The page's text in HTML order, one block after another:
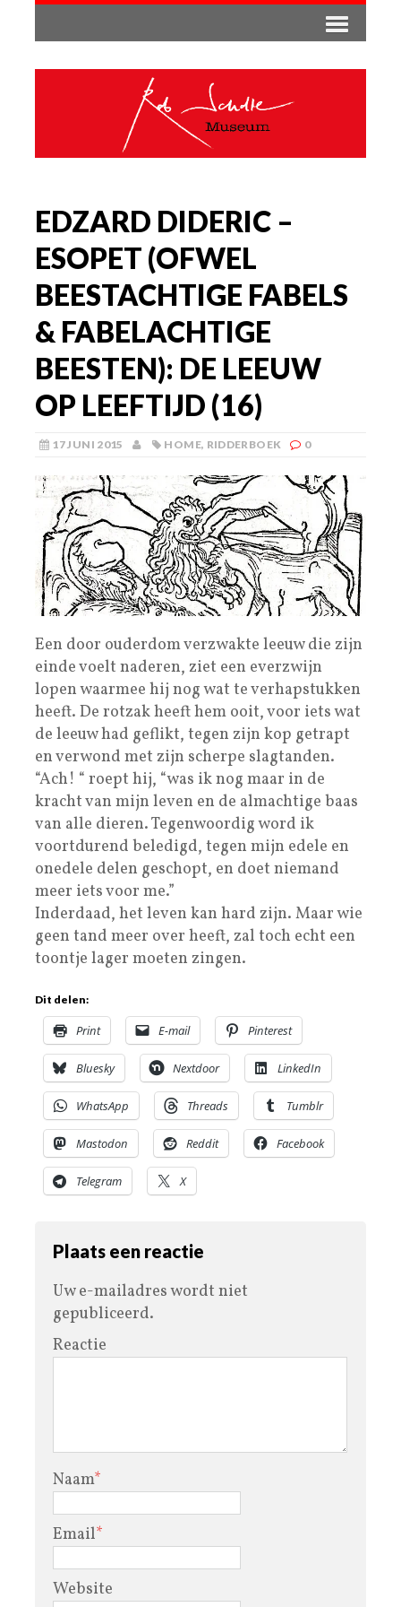
EDZARD DIDERIC –
ESOPET (OFWEL
BEESTACHTIGE FABELS
& FABELACHTIGE
BEESTEN): DE LEEUW
OP LEEFTIJD (16)
17 JUNI 2015 HOME, RIDDERBOEK 0
Een door ouderdom verzwakte leeuw die zijn
einde voelt naderen, ziet een everzwijn
lopen waarmee hij nog wat te verhapstukken
heeft. De rotzak heeft hem ooit, voor iets wat
de leeuw had geflikt, tegen zijn kop getrapt
en verwond met zijn scherpe slagtanden.
“Ach! “ roept hij, “was ik nog maar in de
kracht van mijn leven en de almachtige baas
van alle dieren. Tegenwoordig word ik
voortdurend beledigd, tegen mijn edele en
onedele delen geschopt, en doet niemand
meer iets voor me.”
Inderdaad, het leven kan hard zijn. Maar wie
geen tand meer over heeft, zal toch echt een
toontje lager moeten zingen.
Dit delen:
Print E-mail Pinterest
Bluesky Nextdoor LinkedIn
WhatsApp Threads Tumblr
Mastodon Reddit Facebook
Telegram X
Plaats een reactie
Uw e-mailadres wordt niet
gepubliceerd.
Reactie
Naam*
Email*
Website